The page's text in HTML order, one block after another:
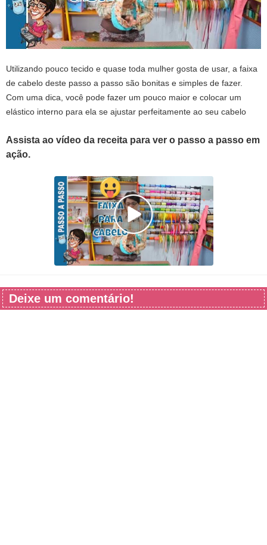
Utilizando pouco tecido e quase toda mulher gosta de usar, a faixa
de cabelo deste passo a passo são bonitas e simples de fazer.
Com uma dica, você pode fazer um pouco maior e colocar um
elástico interno para ela se ajustar perfeitamente ao seu cabelo
Assista ao vídeo da receita para ver o passo a passo em
ação.
Deixe um comentário!